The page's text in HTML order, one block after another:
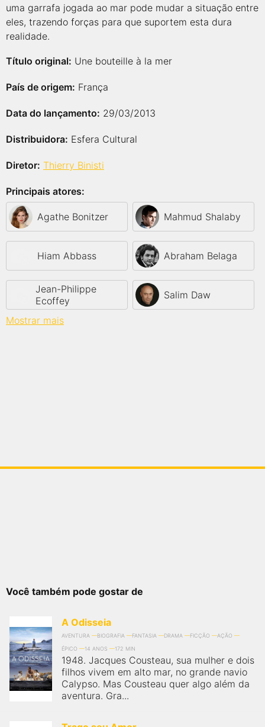
uma garrafa jogada ao mar pode mudar a situação entre
eles, trazendo forças para que suportem esta dura
realidade.
Título original: Une bouteille à la mer
País de origem: França
Data do lançamento: 29/03/2013
Distribuidora: Esfera Cultural
Diretor: Thierry Binisti
Principais atores:
Agathe Bonitzer Mahmud Shalaby
Hiam Abbass Abraham Belaga
Jean-Philippe
Ecoffey
Salim Daw
Mostrar mais
Você também pode gostar de
A Odisseia
AVENTURA BIOGRAFIA FANTASIA DRAMA FICÇÃO
AÇÃO
ÉPICO
14 ANOS 172 MIN
1948. Jacques Cousteau, sua mulher e dois
filhos vivem em alto mar, no grande navio
Calypso. Mas Cousteau quer algo além da
aventura. Gra...